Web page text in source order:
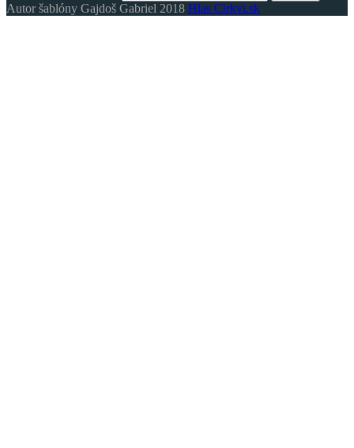
Autor šablóny Gajdoš Gabriel 2018 Hlas Cirkvi.sk